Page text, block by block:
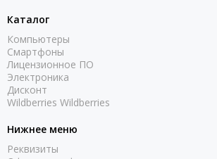
Каталог
Компьютеры
Смартфоны
Лицензионное ПО
Электроника
Дисконт
Wildberries Wildberries
Нижнее меню
Реквизиты